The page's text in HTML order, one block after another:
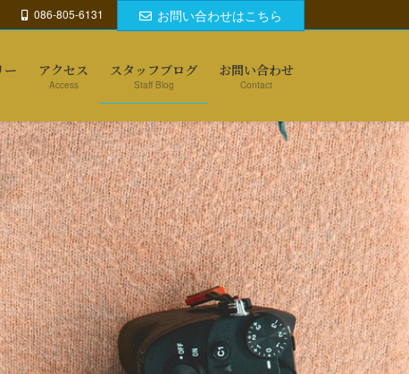
086-805-6131 お問い合わせはこちら
ー アクセス
Access
スタッフブログ
Staff Blog
お問い合わせ
Contact